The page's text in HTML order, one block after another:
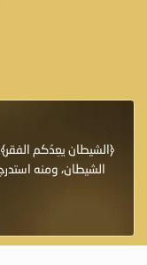
الشيطان، ومنه